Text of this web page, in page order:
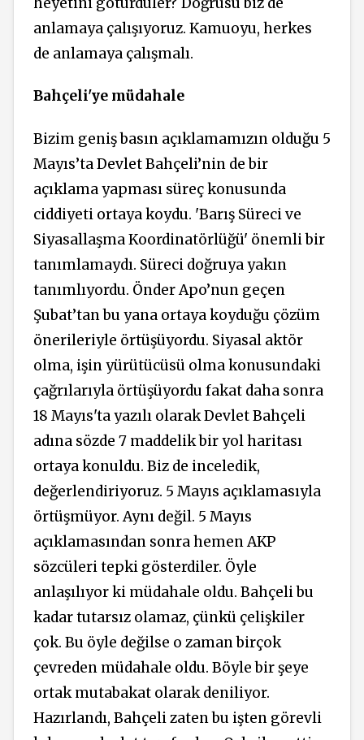
anlamaya çalışıyoruz. Kamuoyu, herkes
de anlamaya çalışmalı.
Bahçeli'ye müdahale
Bizim geniş basın açıklamamızın olduğu 5
Mayıs’ta Devlet Bahçeli’nin de bir
açıklama yapması süreç konusunda
ciddiyeti ortaya koydu. 'Barış Süreci ve
Siyasallaşma Koordinatörlüğü' önemli bir
tanımlamaydı. Süreci doğruya yakın
tanımlıyordu. Önder Apo’nun geçen
Şubat’tan bu yana ortaya koyduğu çözüm
önerileriyle örtüşüyordu. Siyasal aktör
olma, işin yürütücüsü olma konusundaki
çağrılarıyla örtüşüyordu fakat daha sonra
18 Mayıs'ta yazılı olarak Devlet Bahçeli
adına sözde 7 maddelik bir yol haritası
ortaya konuldu. Biz de inceledik,
değerlendiriyoruz. 5 Mayıs açıklamasıyla
örtüşmüyor. Aynı değil. 5 Mayıs
açıklamasından sonra hemen AKP
sözcüleri tepki gösterdiler. Öyle
anlaşılıyor ki müdahale oldu. Bahçeli bu
kadar tutarsız olamaz, çünkü çelişkiler
çok. Bu öyle değilse o zaman birçok
çevreden müdahale oldu. Böyle birşeye
ortak mutabakat olarak deniliyor.
Hazırlandı, Bahçeli zaten bu işten görevli